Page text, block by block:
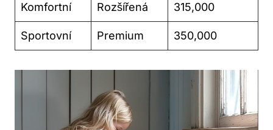
Komfortní Rozšířená 315,000
Sportovní Premium 350,000